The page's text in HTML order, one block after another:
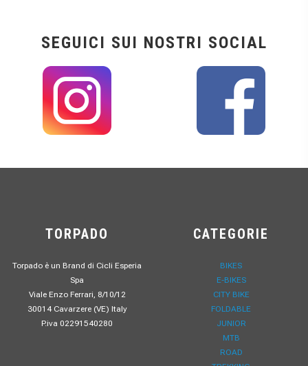
SEGUICI SUI NOSTRI SOCIAL
TORPADO
Torpado è un Brand di Cicli Esperia
Spa
Viale Enzo Ferrari, 8/10/12
30014 Cavarzere (VE) Italy
P.iva 02291540280
CATEGORIE
BIKES
E-BIKES
CITY BIKE
FOLDABLE
JUNIOR
MTB
ROAD